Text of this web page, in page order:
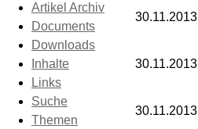
Artikel Archiv
Documents
Downloads
Inhalte
Links
Suche
Themen
30.11.2013
30.11.2013
30.11.2013